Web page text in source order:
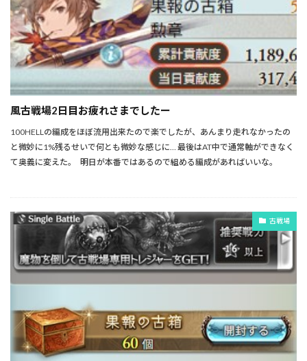
風古戦場2日目お疲れさまでしたー
100HELLの編成をほぼ流用出来たので楽でしたが、あんまり走れなかったの
と微妙に1%残るせいで何とも微妙な感じに… 最後はAT中で通常軸ができなく
て奥義に変えた。 明日が本番ではあるので組める編成があればいいな。
古戦場